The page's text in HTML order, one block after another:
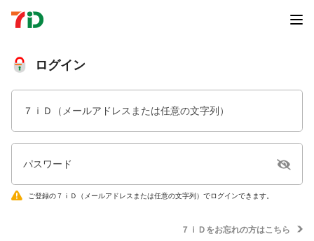
ログイン
７ｉＤ（メールアドレスまたは任意の文字列）
パスワード
ご登録の７ｉＤ（メールアドレスまたは任意の文字列）でログインできます。
７ｉＤをお忘れの方はこちら